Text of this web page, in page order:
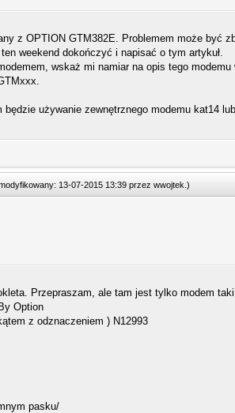
z OPTION GTM382E. Problemem może być
weekend dokończyć i napisać o tym artykuł.
wskaż mi namiar na opis tego
używanie zewnętrznego modemu kat14
13-07-2015 13:39 przez wwojtek )
Przepraszam, ale tam jest tylko modem
Option
z odznaczeniem ) N12993
pasku/